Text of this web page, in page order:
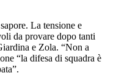
La tensione e
da provare dopo tanti
e Zola. “Non a
“la difesa di squadra è